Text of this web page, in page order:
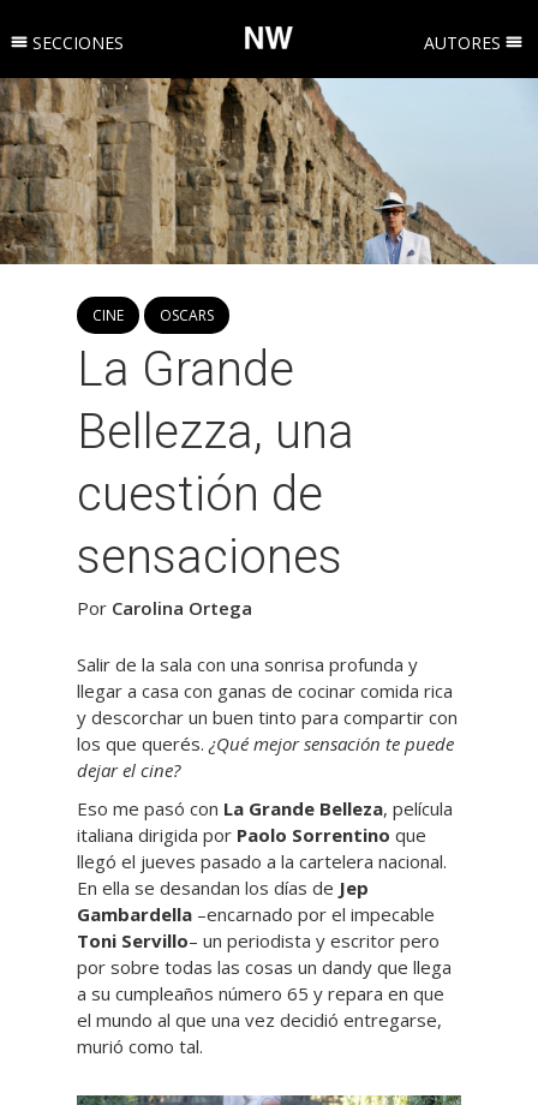
SECCIONES AUTORES
CINE OSCARS
La Grande
Bellezza, una
cuestión de
sensaciones
Por Carolina Ortega
Salir de la sala con una sonrisa profunda y
llegar a casa con ganas de cocinar comida rica
y descorchar un buen tinto para compartir con
los que querés. ¿Qué mejor sensación te puede
dejar el cine?
Eso me pasó con La Grande Belleza, película
italiana dirigida por Paolo Sorrentino que
llegó el jueves pasado a la cartelera nacional.
En ella se desandan los días de Jep
Gambardella –encarnado por el impecable
Toni Servillo– un periodista y escritor pero
por sobre todas las cosas un dandy que llega
a su cumpleaños número 65 y repara en que
el mundo al que una vez decidió entregarse,
murió como tal.